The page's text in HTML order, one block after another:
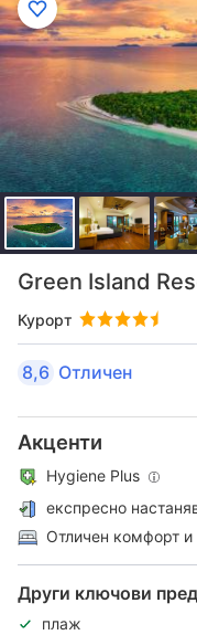
Green Island
Курорт
8,6 Отличен
Акценти
Hygiene Plus
експресно
Отличен комфорт и
Други ключови
плаж